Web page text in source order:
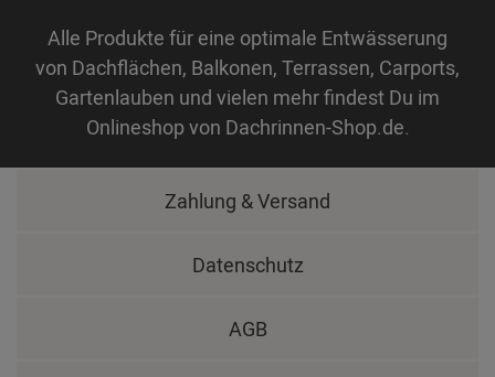
Alle Produkte für eine optimale Entwässerung
von Dachflächen, Balkonen, Terrassen, Carports,
Gartenlauben und vielen mehr findest Du im
Onlineshop von Dachrinnen-Shop.de.
Zahlung & Versand
Datenschutz
AGB